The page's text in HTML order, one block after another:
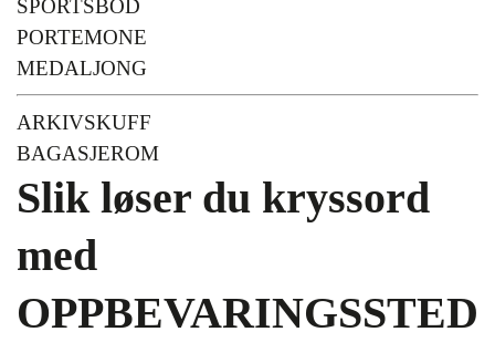
SPORTSBOD
PORTEMONE
MEDALJONG
ARKIVSKUFF
BAGASJEROM
Slik løser du kryssord
med
OPPBEVARINGSSTED